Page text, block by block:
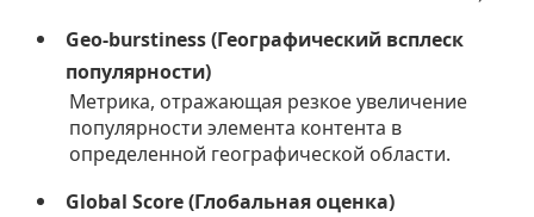
Geo-burstiness (Географический всплеск
популярности)
Метрика, отражающая резкое увеличение
популярности элемента контента в
определенной географической области.
Global Score (Глобальная оценка)